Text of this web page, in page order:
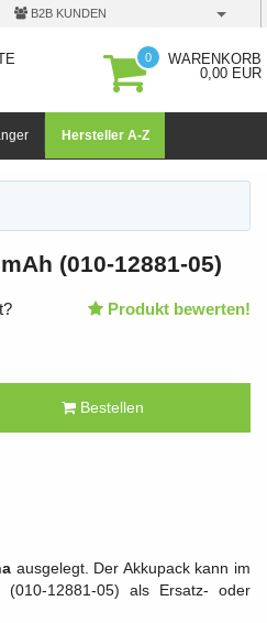
B2B KUNDEN
0
WARENKORB
0,00 EUR
Hersteller A-Z
(010-12881-05)
Produkt bewerten!
Bestellen
ausgelegt. Der Akkupack kann im
12881-05) als Ersatz- oder